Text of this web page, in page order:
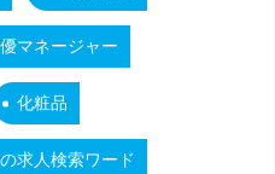
マネージャー
化粧品
求人検索ワード